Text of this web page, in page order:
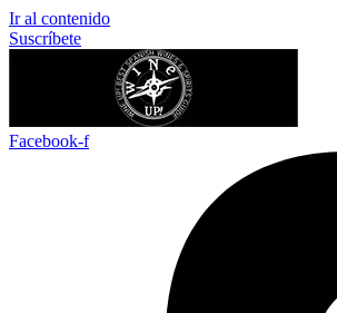
Ir al contenido
Suscríbete
Facebook-f